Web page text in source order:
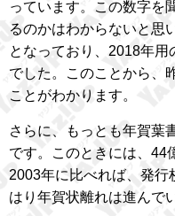
っています。この数字を
るのかはわからないと思
となっており、2018年
でした。このことから、
ことがわかります。
さらに、もっとも年賀葉
です。このときには、44
2003年に比べれば、発
はり年賀状離れは進んで